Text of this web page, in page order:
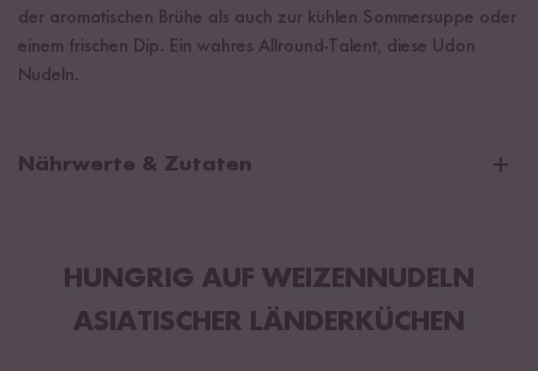
der aromatischen Brühe als auch zur kühlen Sommersuppe oder
einem frischen Dip. Ein wahres Allround-Talent, diese Udon
Nudeln.
Nährwerte & Zutaten
davon gesättigte Fettsäuren
HUNGRIG AUF WEIZENNUDELN
ASIATISCHER LÄNDERKÜCHEN